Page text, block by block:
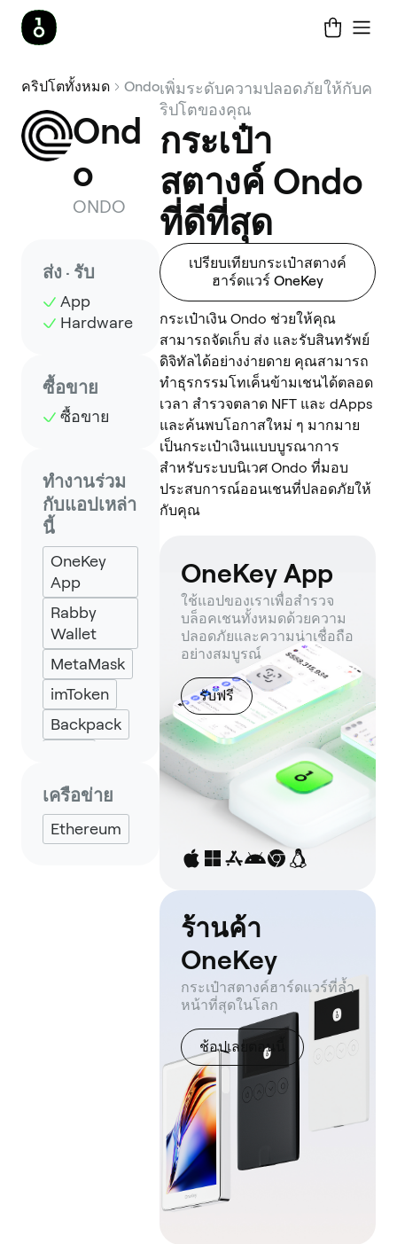
คริปโตทั้งหมด Ondo
Ond
o
ONDO
ส่ง · รับ
App
Hardware
ซื้อขาย
ซื้อขาย
ทำงานร่วม
กับแอปเหล่า
นี้
OneKey
App
Rabby
Wallet
MetaMask
imToken
Backpack
Eternl
เครือข่าย
Ethereum
เพิ่มระดับความปลอดภัยให้กับค
ริปโตของคุณ
กระเป๋า
สตางค์ Ondo
ที่ดีที่สุด
เปรียบเทียบกระเป๋าสตางค์
ฮาร์ดแวร์ OneKey
กระเป๋าเงิน Ondo ช่วยให้คุณ
สามารถจัดเก็บ ส่ง และรับสินทรัพย์
ดิจิทัลได้อย่างง่ายดาย คุณสามารถ
ทำธุรกรรมโทเค็นข้ามเชนได้ตลอด
เวลา สำรวจตลาด NFT และ dApps
และค้นพบโอกาสใหม่ ๆ มากมาย
เป็นกระเป๋าเงินแบบบูรณาการ
สำหรับระบบนิเวศ Ondo ที่มอบ
ประสบการณ์ออนเชนที่ปลอดภัยให้
กับคุณ
OneKey App
ใช้แอปของเราเพื่อสำรวจ
บล็อคเชนทั้งหมดด้วยความ
ปลอดภัยและความน่าเชื่อถือ
อย่างสมบูรณ์
รับฟรี
ร้านค้า
OneKey
กระเป๋าสตางค์ฮาร์ดแวร์ที่ล้ำ
หน้าที่สุดในโลก
ช้อปเลยตอนนี้